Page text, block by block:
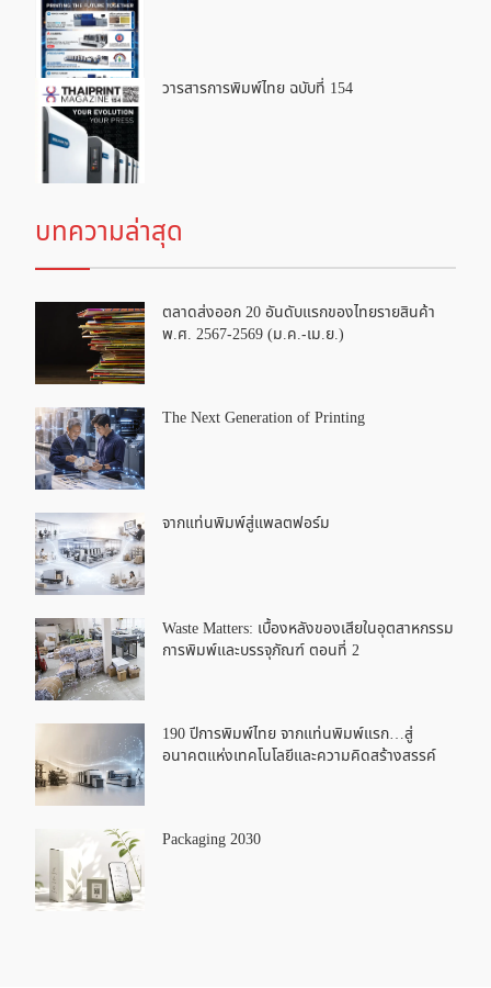
วารสารการพิมพ์ไทย ฉบับที่ 154
บทความล่าสุด
ตลาดส่งออก 20 อันดับแรกของไทยรายสินค้า
พ.ศ. 2567-2569 (ม.ค.-เม.ย.)
The Next Generation of Printing
จากแท่นพิมพ์สู่แพลตฟอร์ม
Waste Matters: เบื้องหลังของเสียในอุตสาหกรรม
การพิมพ์และบรรจุภัณฑ์ ตอนที่ 2
190 ปีการพิมพ์ไทย จากแท่นพิมพ์แรก…สู่
อนาคตแห่งเทคโนโลยีและความคิดสร้างสรรค์
Packaging 2030